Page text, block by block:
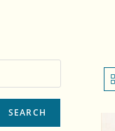
SEARCH